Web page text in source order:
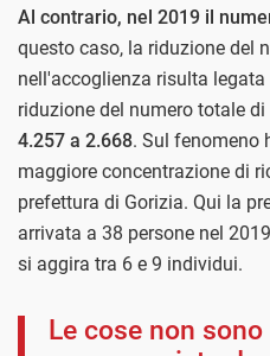
Al contrario, nel 2019 il
questo caso, la riduzione del
nell'accoglienza risulta
riduzione del numero totale
4.257 a 2.668. Sul fenomeno
maggiore concentrazione di
prefettura di Gorizia. Qui la
arrivata a 38 persone nel
si aggira tra 6 e 9 individui.
Le cose non